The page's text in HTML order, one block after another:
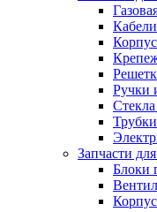
Ручки
Запчасти
Блоки